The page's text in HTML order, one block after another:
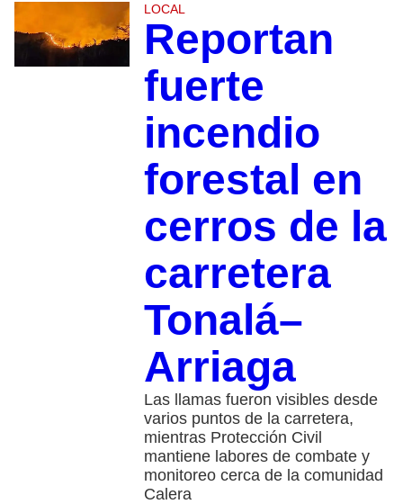
LOCAL
Reportan
fuerte
incendio
forestal en
cerros de la
carretera
Tonalá–
Arriaga
Las llamas fueron visibles desde
varios puntos de la carretera,
mientras Protección Civil
mantiene labores de combate y
monitoreo cerca de la comunidad
Calera